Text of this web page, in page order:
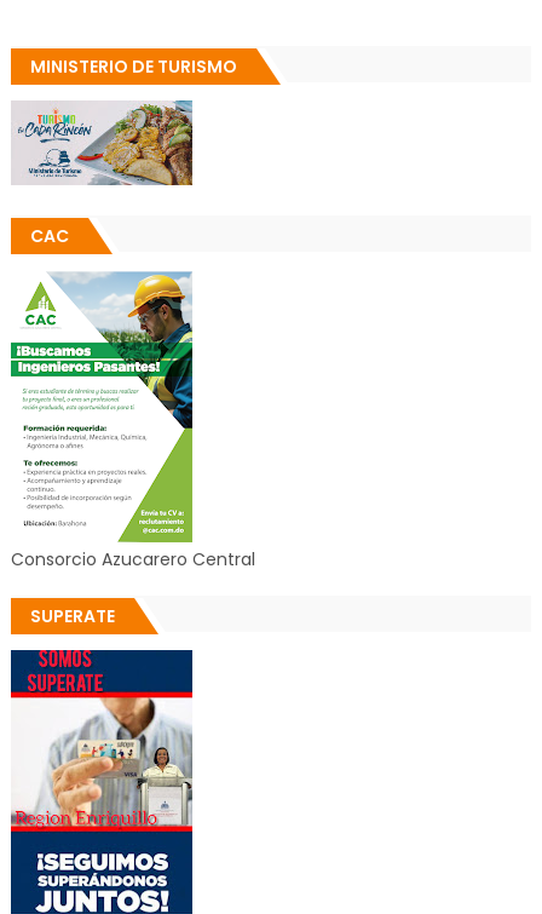
MINISTERIO DE TURISMO
CAC
Consorcio Azucarero Central
SUPERATE